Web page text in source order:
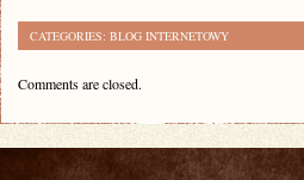
CATEGORIES: BLOG INTERNETOWY
Comments are closed.